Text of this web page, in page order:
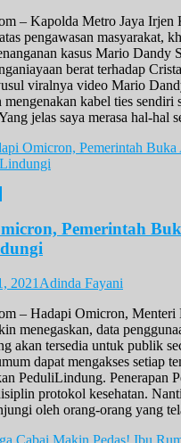
– Kapolda Metro Jaya Irjen
pengawasan masyarakat,
kasus Mario Dandy
berat terhadap
viralnya video Mario
mengenakan kabel ties sendiri
jelas saya merasa hal-
Pemerintah
2021 Adinda Fayani
– Hadapi Omicron, Menteri
menegaskan, data
akan tersedia untuk publik
dapat mengakses setiap
PeduliLindung. Penerapan
protokol kesehatan.
oleh orang-orang yang